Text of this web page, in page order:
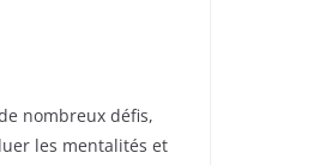
nombreux défis,
les mentalités et